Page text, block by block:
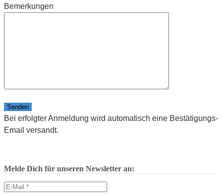
Bemerkungen
Bitte lasse dieses Feld leer.
Bei erfolgter Anmeldung wird automatisch eine Bestätigungs-
Email versandt.
Melde Dich für unseren Newsletter an: